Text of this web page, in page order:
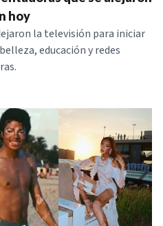
SERIES
hoy
la televisión para iniciar
educación y redes